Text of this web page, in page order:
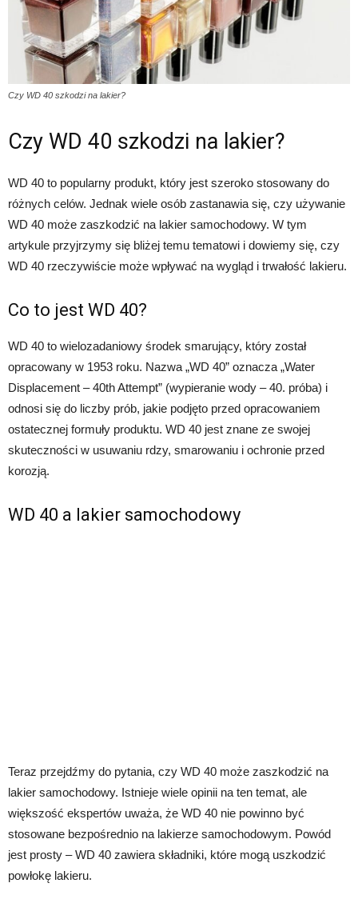
Czy WD 40 szkodzi na lakier?
Czy WD 40 szkodzi na lakier?
WD 40 to popularny produkt, który jest szeroko stosowany do
różnych celów. Jednak wiele osób zastanawia się, czy używanie
WD 40 może zaszkodzić na lakier samochodowy. W tym
artykule przyjrzymy się bliżej temu tematowi i dowiemy się, czy
WD 40 rzeczywiście może wpływać na wygląd i trwałość lakieru.
Co to jest WD 40?
WD 40 to wielozadaniowy środek smarujący, który został
opracowany w 1953 roku. Nazwa „WD 40” oznacza „Water
Displacement – 40th Attempt” (wypieranie wody – 40. próba) i
odnosi się do liczby prób, jakie podjęto przed opracowaniem
ostatecznej formuły produktu. WD 40 jest znane ze swojej
skuteczności w usuwaniu rdzy, smarowaniu i ochronie przed
korozją.
WD 40 a lakier samochodowy
Teraz przejdźmy do pytania, czy WD 40 może zaszkodzić na
lakier samochodowy. Istnieje wiele opinii na ten temat, ale
większość ekspertów uważa, że WD 40 nie powinno być
stosowane bezpośrednio na lakierze samochodowym. Powód
jest prosty – WD 40 zawiera składniki, które mogą uszkodzić
powłokę lakieru.